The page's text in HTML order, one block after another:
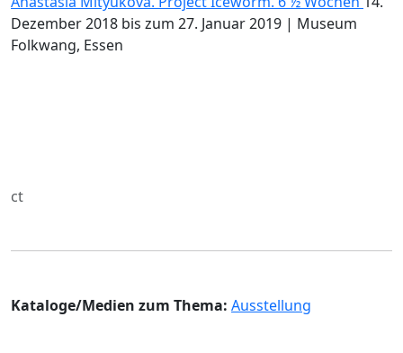
Dezember 2018 bis zum 27. Januar 2019 | Museum
Folkwang, Essen
ct
Kataloge/Medien zum Thema: Ausstellung